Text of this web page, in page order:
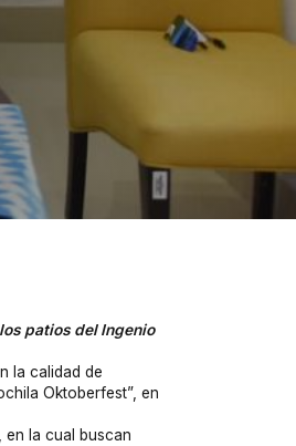
patios del Ingenio
la calidad de
Oktoberfest”, en
en la cual buscan